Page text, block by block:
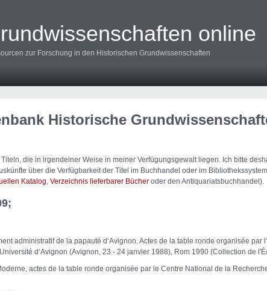
online
zur Forschung in den Historischen Grundwissenschaften
Historische
die in irgendeiner Weise in meiner Verfügungsgewalt liegen. Ich bitte
über die Verfügbarkeit der Titel im Buchhandel oder im
Katalog Verzeichnis lieferbarer Bücher oder den Antiquariatsbuchhandel).
administratif de la papauté d‘Avignon. Actes de la table ronde organisée par
d‘Avignon (Avignon, 23 - 24 janvier 1988), Rom 1990 (Collection de
actes de la table ronde organisée par le Centre National de la